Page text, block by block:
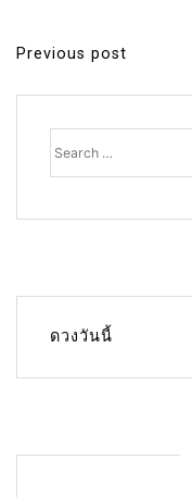
P
o
i
Previous post
Search
for:
ดวงวันนี้